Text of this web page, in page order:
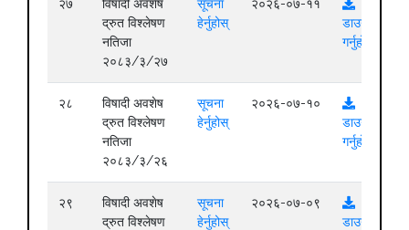
२७
विषादी अवशेष
द्रुत विश्लेषण
नतिजा
२०८३/३/२७
सूचना
हेर्नुहोस्
२०२६-०७-११
डाउनलोड
गर्नुहोस्
२८
विषादी अवशेष
द्रुत विश्लेषण
नतिजा
२०८३/३/२६
सूचना
हेर्नुहोस्
२०२६-०७-१०
डाउनलोड
गर्नुहोस्
२९
विषादी अवशेष
द्रुत विश्लेषण
सूचना
हेर्नुहोस्
२०२६-०७-०९
डाउनलोड